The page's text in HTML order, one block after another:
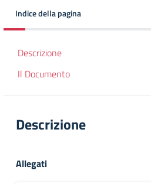
Indice della pagina
Descrizione
Il Documento
Descrizione
Allegati